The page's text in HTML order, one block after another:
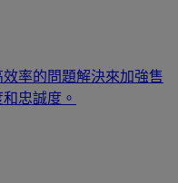
率的問題解決來加強售
忠誠度。